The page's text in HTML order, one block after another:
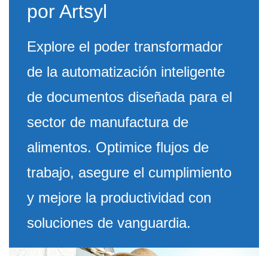
por Artsyl
Explore el poder transformador
de la automatización inteligente
de documentos diseñada para el
sector de manufactura de
alimentos. Optimice flujos de
trabajo, asegure el cumplimiento
y mejore la productividad con
soluciones de vanguardia.